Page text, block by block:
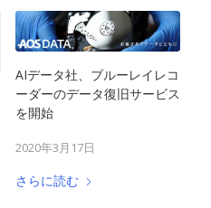
AIデータ社、ブルーレイレコ
ーダーのデータ復旧サービス
を開始
2020年3月17日
さらに読む